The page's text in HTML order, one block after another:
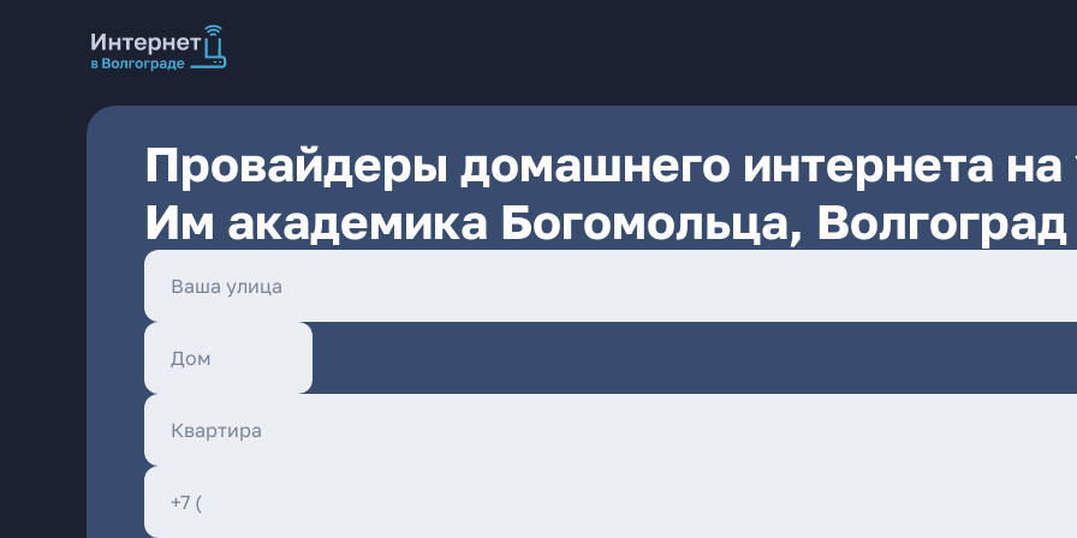
Провайдеры домашнего интернета на
Им академика Богомольца, Волгоград